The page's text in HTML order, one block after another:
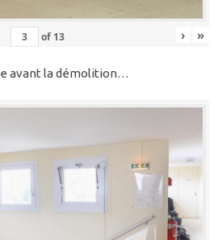
of 13 › »
avant la démolition…